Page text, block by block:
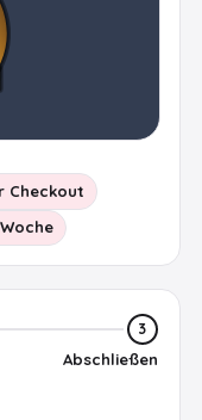
Checkout
3
Abschließen